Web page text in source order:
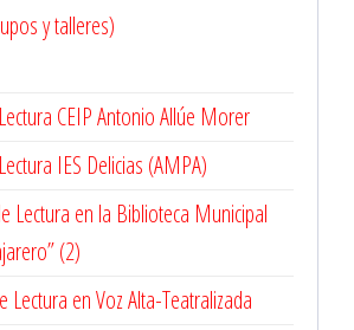
y talleres)
CEIP Antonio Allúe Morer
IES Delicias (AMPA)
Lectura en la Biblioteca Municipal
(2)
Lectura en Voz Alta-Teatralizada